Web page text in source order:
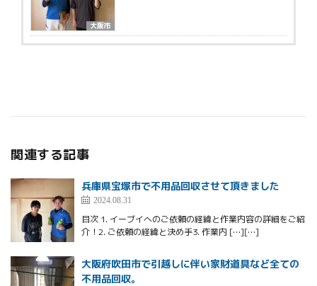
大阪市
関連する記事
兵庫県宝塚市で不用品回収させて頂きました
2024.08.31
目次 1. イーブイへのご依頼の経緯と作業内容の詳細をご紹
介！2. ご依頼の経緯と決め手3. 作業内 […][…]
大阪府吹田市で引越しに伴い家財道具など全ての
不用品回収。